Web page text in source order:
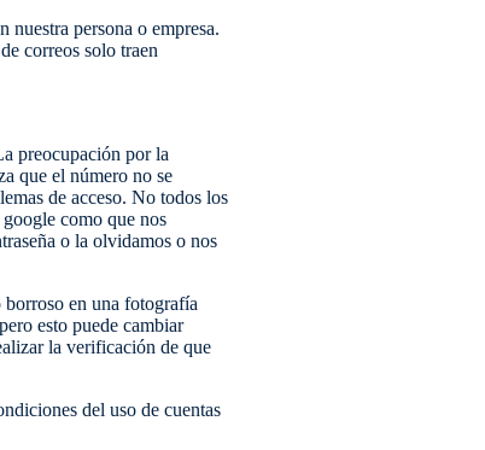
nuestra persona o empresa.
correos solo traen
preocupación por la
que el número no se
de acceso. No todos los
como que nos
o la olvidamos o nos
en una fotografía
esto puede cambiar
la verificación de que
del uso de cuentas